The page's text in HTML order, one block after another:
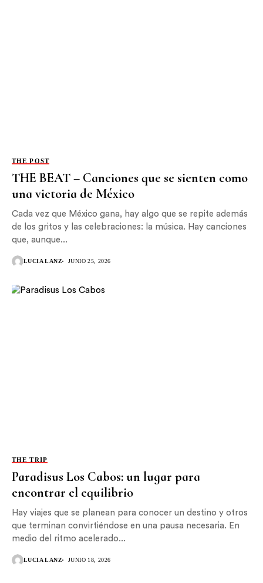
THE POST
THE BEAT – Canciones que se sienten como
una victoria de México
Cada vez que México gana, hay algo que se repite además
de los gritos y las celebraciones: la música. Hay canciones
que, aunque...
LUCIA LANZ JUNIO 25, 2026
THE TRIP
Paradisus Los Cabos: un lugar para
encontrar el equilibrio
Hay viajes que se planean para conocer un destino y otros
que terminan convirtiéndose en una pausa necesaria. En
medio del ritmo acelerado...
LUCIA LANZ JUNIO 18, 2026